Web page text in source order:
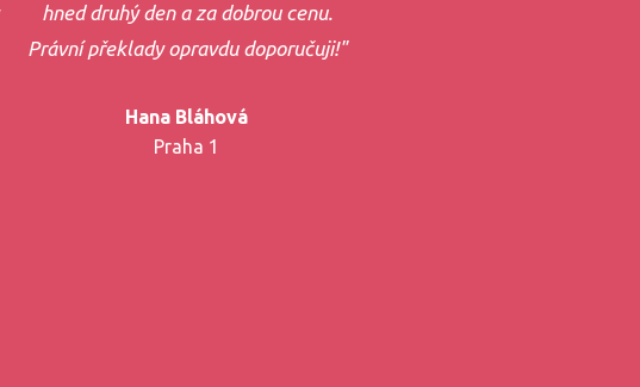
hned druhý den a za dobrou cenu.
Právní překlady opravdu doporučuji!"
Hana Bláhová
Praha 1